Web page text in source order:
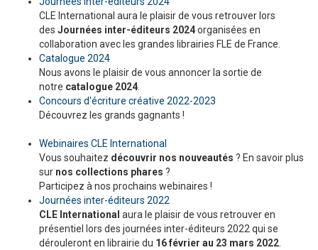
CLE International aura le plaisir de vous retrouver lors
des Journées inter-éditeurs 2024organisées en
collaboration avec les grandes librairies FLE de France.
Catalogue 2024
Nous avons le plaisir de vous annoncer la sortie de
notre catalogue 2024.
Concours d'écriture créative 2022-2023
Découvrez les grands gagnants !
Webinaires CLE International
Vous souhaitez découvrir nos nouveautés ? En savoir plus
sur nos collections phares ?
Participez à nos prochains webinaires !
Journées inter-éditeurs 2022
CLE International aura le plaisir de vous retrouver en
présentiel lors des journées inter-éditeurs 2022 qui se
dérouleront en librairie du 16 février au 23 mars 2022.